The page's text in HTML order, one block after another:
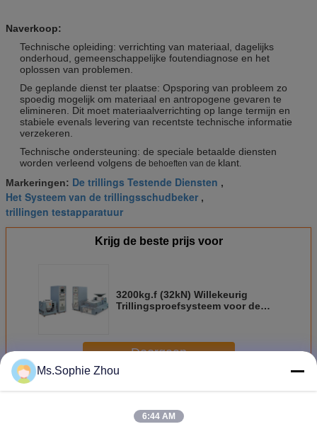
Naverkoop:
Technische opleiding: verrichting van materiaal, dagelijks
onderhoud, gemeenschappelijke foutendiagnose en het
oplossen van problemen.
De geplande dienst ter plaatse: Opsporing van probleem zo
spoedig mogelijk om materiaal en antropogene gevaren te
elimineren. Dit moet materiaalverrichting op lange termijn en
stabiele evenals levering van recentste technische informatie
verzekeren.
Technische ondersteuning: de speciale betaalde diensten
worden verleend volgens de behoeften van de klant.
Markeringen: De trillings Testende Diensten ,
Het Systeem van de trillingsschudbeker ,
trillingen testapparatuur
Krijg de beste prijs voor
3200kg.f (32kN) Willekeurig
Trillingsproefsysteem voor de
Doorgaan
MeerTrillingsproefsysteem
Ms.Sophie Zhou
6:44 AM